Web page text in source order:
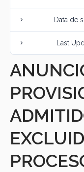
Data de
Last